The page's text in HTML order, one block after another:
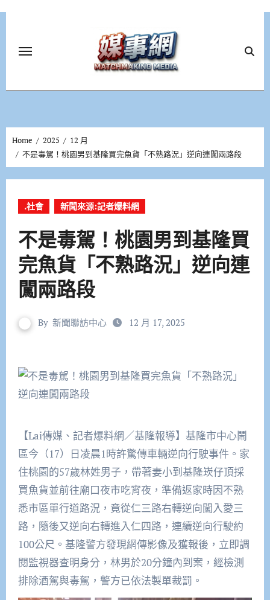
Home 2025
12 月
不是毒駕！桃園男到基隆買完魚貨「不熟路況」逆向連闖兩路段
.社會 新聞來源:記者爆料網
不是毒駕！桃園男到基隆買
完魚貨「不熟路況」逆向連
闖兩路段
By 新聞聯訪中心 12 月 17, 2025
【Lai傳媒、記者爆料網／基隆報導】基隆市中心鬧
區今（17）日凌晨1時許驚傳車輛逆向行駛事件。家
住桃園的57歲林姓男子，帶著妻小到基隆崁仔頂採
買魚貨並前往廟口夜市吃宵夜，準備返家時因不熟
悉市區單行道路況，竟從仁三路右轉逆向闖入愛三
路，隨後又逆向右轉進入仁四路，連續逆向行駛約
100公尺。基隆警方發現網傳影像及獲報後，立即調
閱監視器查明身分，林男於20分鐘內到案，經檢測
排除酒駕與毒駕，警方已依法製單裁罰。